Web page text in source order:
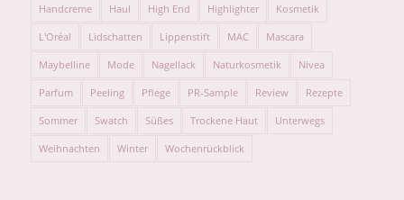
Handcreme Haul High End Highlighter Kosmetik
L'Oréal Lidschatten Lippenstift MAC Mascara
Maybelline Mode Nagellack Naturkosmetik Nivea
Parfum Peeling Pflege PR-Sample Review Rezepte
Sommer Swatch Süßes Trockene Haut Unterwegs
Weihnachten Winter Wochenrückblick